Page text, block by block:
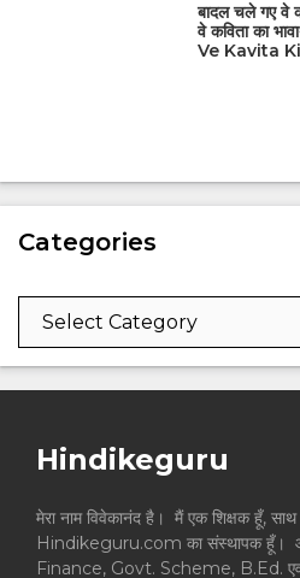
बादल चले गए वे
वे कविता का
Ve Kavita
Categories
Categories
Hindikeguru
मेरा नाम विवेकानंद है। मैं एक शिक्षक हूँ,
Hindikeguru.com का संस्थापक हूँ।
Finance, Govt. Scheme, B.Ed. एवं